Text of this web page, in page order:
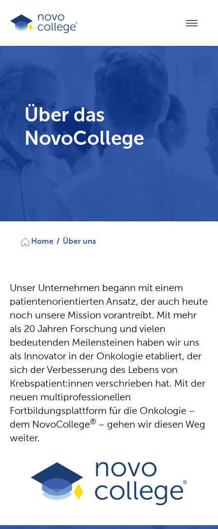
Über das
NovoCollege
Home / Über uns
Unser Unternehmen begann mit einem
patientenorientierten Ansatz, der auch heute
noch unsere Mission vorantreibt. Mit mehr
als 20 Jahren Forschung und vielen
bedeutenden Meilensteinen haben wir uns
als Innovator in der Onkologie etabliert, der
sich der Verbesserung des Lebens von
Krebspatient:innen verschrieben hat. Mit der
neuen multiprofessionellen
Fortbildungsplattform für die Onkologie –
dem NovoCollege® – gehen wir diesen Weg
weiter.